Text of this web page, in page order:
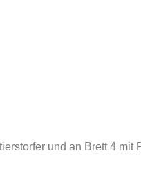
und an Brett 4 mit